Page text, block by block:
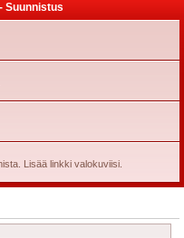
Suunnistus
Lisää linkki valokuviisi.